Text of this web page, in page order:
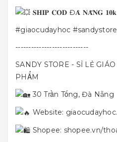
𝐒𝐇𝐈𝐏 𝐂𝐎𝐃 Đ𝐀̀ 𝐍𝐀̆̃𝐍𝐆
#giaocudayhoc #sandystore
----------------------------
SANDY STORE - SỈ LẺ
PHẨM
30 Trần Tống, Đà Nẵng
Website:
Shopee: shopee.vn/